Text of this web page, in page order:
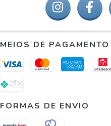
MEIOS DE PAGAMENTO
FORMAS DE ENVIO